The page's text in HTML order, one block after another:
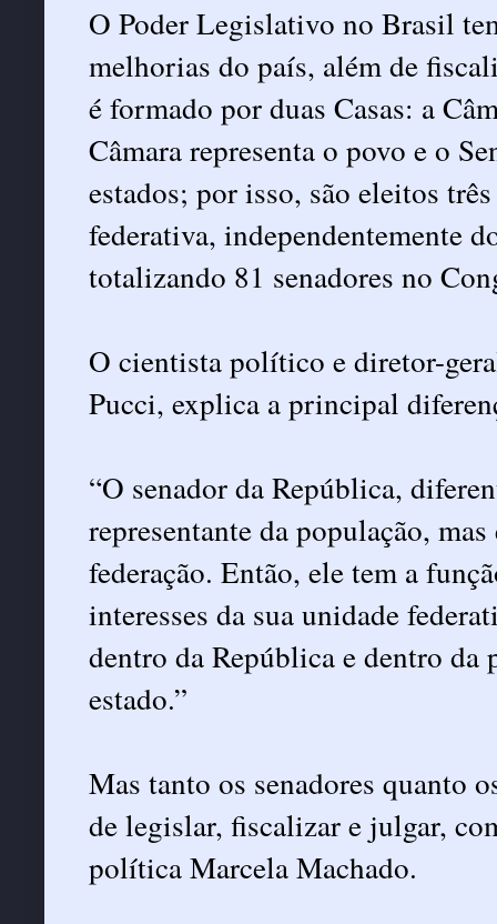
O Poder Legislativo no Brasil
melhorias do país, além de
é formado por duas Casas: a
Câmara representa o povo e o
estados; por isso, são eleitos
federativa, independentemente
totalizando 81 senadores no
O cientista político e diretor-
Pucci, explica a principal
“O senador da República,
representante da população,
federação. Então, ele tem a
interesses da sua unidade
dentro da República e dentro da
estado.”
Mas tanto os senadores quanto
de legislar, fiscalizar e julgar,
política Marcela Machado.